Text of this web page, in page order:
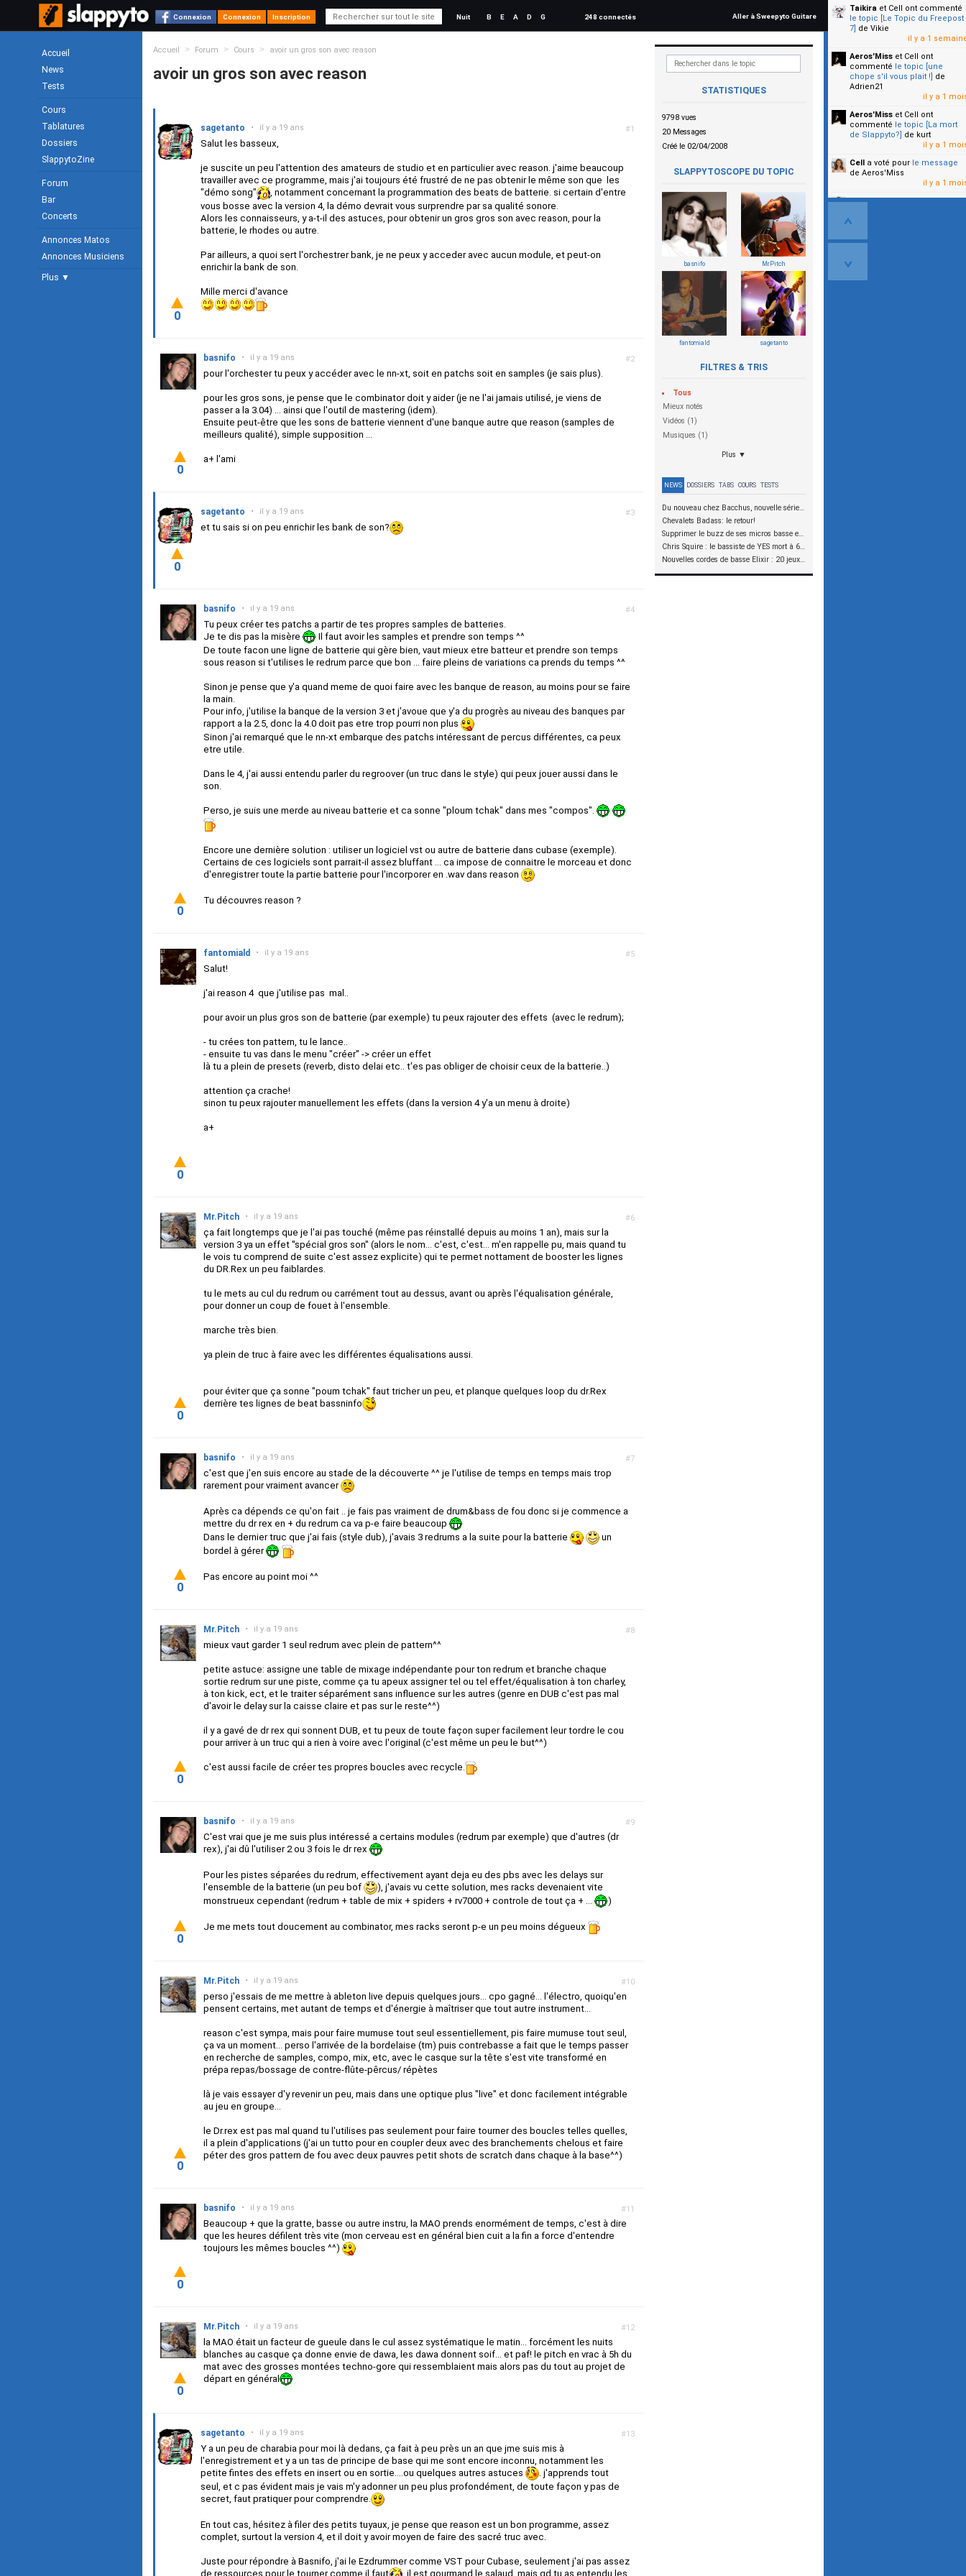
Connexion Connexion Inscription Nuit B E A D G 248 connectés Aller à Sweepyto Guitare
Accueil
News
Tests
Cours
Tablatures
Dossiers
SlappytoZine
Forum
Bar
Concerts
Annonces Matos
Annonces Musiciens
Plus ▼
Accueil > Forum > Cours > avoir un gros son avec reason
avoir un gros son avec reason
STATISTIQUES
9798 vues
20 Messages
Créé le 02/04/2008
SLAPPYTOSCOPE DU TOPIC
basnifo Mr.Pitch
fantomiald sagetanto
FILTRES & TRIS
Tous
Mieux notés
Vidéos (1)
Musiques (1)
Plus ▼
NEWS DOSSIERS TABS COURS TESTS
Du nouveau chez Bacchus, nouvelle série SCD
Chevalets Badass: le retour!
Supprimer le buzz de ses micros basse en reliant les aimants à la masse
Chris Squire : le bassiste de YES mort à 67 ans
Nouvelles cordes de basse Elixir : 20 jeux à tester !
#1
sagetanto • il y a 19 ans
Salut les basseux,
je suscite un peu l'attention des amateurs de studio et en particulier avec reason. j'aime beaucoup
travailler avec ce programme, mais j'ai toujours été frustré de ne pas obtenir le même son que les
"démo song"
, notamment concernant la programmation des beats de batterie. si certain d'entre
vous bosse avec la version 4, la démo devrait vous surprendre par sa qualité sonore.
Alors les connaisseurs, y a-t-il des astuces, pour obtenir un gros gros son avec reason, pour la
batterie, le rhodes ou autre.
Par ailleurs, a quoi sert l'orchestrer bank, je ne peux y acceder avec aucun module, et peut-on
enrichir la bank de son.
Mille merci d'avance
0
#2
basnifo • il y a 19 ans
pour l'orchester tu peux y accéder avec le nn-xt, soit en patchs soit en samples (je sais plus).
pour les gros sons, je pense que le combinator doit y aider (je ne l'ai jamais utilisé, je viens de
passer a la 3.04) ... ainsi que l'outil de mastering (idem).
Ensuite peut-être que les sons de batterie viennent d'une banque autre que reason (samples de
meilleurs qualité), simple supposition ...
a+ l'ami
0
#3
sagetanto • il y a 19 ans
et tu sais si on peu enrichir les bank de son?
0
#4
basnifo • il y a 19 ans
Tu peux créer tes patchs a partir de tes propres samples de batteries.
Je te dis pas la misère
Il faut avoir les samples et prendre son temps ^^
De toute facon une ligne de batterie qui gère bien, vaut mieux etre batteur et prendre son temps
sous reason si t'utilises le redrum parce que bon ... faire pleins de variations ca prends du temps ^^
Sinon je pense que y'a quand meme de quoi faire avec les banque de reason, au moins pour se faire
la main.
Pour info, j'utilise la banque de la version 3 et j'avoue que y'a du progrès au niveau des banques par
rapport a la 2.5, donc la 4.0 doit pas etre trop pourri non plus
Sinon j'ai remarqué que le nn-xt embarque des patchs intéressant de percus différentes, ca peux
etre utile.
Dans le 4, j'ai aussi entendu parler du regroover (un truc dans le style) qui peux jouer aussi dans le
son.
Perso, je suis une merde au niveau batterie et ca sonne "ploum tchak" dans mes "compos".
Encore une dernière solution : utiliser un logiciel vst ou autre de batterie dans cubase (exemple).
Certains de ces logiciels sont parrait-il assez bluffant ... ca impose de connaitre le morceau et donc
d'enregistrer toute la partie batterie pour l'incorporer en .wav dans reason
Tu découvres reason ?
0
#5
fantomiald • il y a 19 ans
Salut!
j'ai reason 4 que j'utilise pas mal..
pour avoir un plus gros son de batterie (par exemple) tu peux rajouter des effets (avec le redrum);
- tu crées ton pattern, tu le lance..
- ensuite tu vas dans le menu "créer" -> créer un effet
là tu a plein de presets (reverb, disto delai etc.. t'es pas obliger de choisir ceux de la batterie..)
attention ça crache!
sinon tu peux rajouter manuellement les effets (dans la version 4 y'a un menu à droite)
a+
0
#6
Mr.Pitch • il y a 19 ans
ça fait longtemps que je l'ai pas touché (même pas réinstallé depuis au moins 1 an), mais sur la
version 3 ya un effet ''spécial gros son'' (alors le nom... c'est, c'est... m'en rappelle pu, mais quand tu
le vois tu comprend de suite c'est assez explicite) qui te permet nottament de booster les lignes
du DR.Rex un peu faiblardes.
tu le mets au cul du redrum ou carrément tout au dessus, avant ou après l'équalisation générale,
pour donner un coup de fouet à l'ensemble.
marche très bien.
ya plein de truc à faire avec les différentes équalisations aussi.
pour éviter que ça sonne ''poum tchak'' faut tricher un peu, et planque quelques loop du dr.Rex
derrière tes lignes de beat bassninfo
0
#7
basnifo • il y a 19 ans
c'est que j'en suis encore au stade de la découverte ^^ je l'utilise de temps en temps mais trop
rarement pour vraiment avancer
Après ca dépends ce qu'on fait .. je fais pas vraiment de drum&bass de fou donc si je commence a
mettre du dr rex en + du redrum ca va p-e faire beaucoup
Dans le dernier truc que j'ai fais (style dub), j'avais 3 redrums a la suite pour la batterie
un
bordel à gérer
Pas encore au point moi ^^
0
#8
Mr.Pitch • il y a 19 ans
mieux vaut garder 1 seul redrum avec plein de pattern^^
petite astuce: assigne une table de mixage indépendante pour ton redrum et branche chaque
sortie redrum sur une piste, comme ça tu apeux assigner tel ou tel effet/équalisation à ton charley,
à ton kick, ect, et le traiter séparément sans influence sur les autres (genre en DUB c'est pas mal
d'avoir le delay sur la caisse claire et pas sur le reste^^)
il y a gavé de dr rex qui sonnent DUB, et tu peux de toute façon super facilement leur tordre le cou
pour arriver à un truc qui a rien à voire avec l'original (c'est même un peu le but^^)
c'est aussi facile de créer tes propres boucles avec recycle.
0
#9
basnifo • il y a 19 ans
C'est vrai que je me suis plus intéressé a certains modules (redrum par exemple) que d'autres (dr
rex), j'ai dû l'utiliser 2 ou 3 fois le dr rex
Pour les pistes séparées du redrum, effectivement ayant deja eu des pbs avec les delays sur
l'ensemble de la batterie (un peu bof
), j'avais vu cette solution, mes racks devenaient vite
monstrueux cependant (redrum + table de mix + spiders + rv7000 + controle de tout ça + ...
)
Je me mets tout doucement au combinator, mes racks seront p-e un peu moins dégueux
0
#10
Mr.Pitch • il y a 19 ans
perso j'essais de me mettre à ableton live depuis quelques jours... cpo gagné... l'électro, quoiqu'en
pensent certains, met autant de temps et d'énergie à maîtriser que tout autre instrument...
reason c'est sympa, mais pour faire mumuse tout seul essentiellement, pis faire mumuse tout seul,
ça va un moment... perso l'arrivée de la bordelaise (tm) puis contrebasse a fait que le temps passer
en recherche de samples, compo, mix, etc, avec le casque sur la tête s'est vite transformé en
prépa repas/bossage de contre-flûte-pêrcus/ répètes
là je vais essayer d'y revenir un peu, mais dans une optique plus ''live'' et donc facilement intégrable
au jeu en groupe...
le Dr.rex est pas mal quand tu l'utilises pas seulement pour faire tourner des boucles telles quelles,
il a plein d'applications (j'ai un tutto pour en coupler deux avec des branchements chelous et faire
péter des gros pattern de fou avec deux pauvres petit shots de scratch dans chaque à la base^^)
0
#11
basnifo • il y a 19 ans
Beaucoup + que la gratte, basse ou autre instru, la MAO prends enormément de temps, c'est à dire
que les heures défilent très vite (mon cerveau est en général bien cuit a la fin a force d'entendre
toujours les mêmes boucles ^^)
0
#12
Mr.Pitch • il y a 19 ans
la MAO était un facteur de gueule dans le cul assez systématique le matin... forcément les nuits
blanches au casque ça donne envie de dawa, les dawa donnent soif... et paf! le pitch en vrac à 5h du
mat avec des grosses montées techno-gore qui ressemblaient mais alors pas du tout au projet de
départ en général
0
#13
sagetanto • il y a 19 ans
Y a un peu de charabia pour moi là dedans, ça fait à peu près un an que jme suis mis à
l'enregistrement et y a un tas de principe de base qui me sont encore inconnu, notamment les
petite fintes des effets en insert ou en sortie....ou quelques autres astuces
. j'apprends tout
seul, et c pas évident mais je vais m'y adonner un peu plus profondément, de toute façon y pas de
secret, faut pratiquer pour comprendre.
En tout cas, hésitez à filer des petits tuyaux, je pense que reason est un bon programme, assez
complet, surtout la version 4, et il doit y avoir moyen de faire des sacré truc avec.
Juste pour répondre à Basnifo, j'ai le Ezdrummer comme VST pour Cubase, seulement j'ai pas assez
de ressources pour le tourner comme il faut
, il est gourmand le salaud, mais qd tu as entendu les
Taikira et Cell ont commenté
le topic [Le Topic du Freepost
7] de Vikie
il y a 1
Aeros'Miss et Cell ont
commenté le topic [une
chope s'il vous plait !] de
Adrien21
il y a 1
Aeros'Miss et Cell ont
commenté le topic [La mort
de Slappyto?] de kurt
il y a 1
Cell a voté pour le message
de Aeros'Miss
il y a 1
Cella voté pourle message